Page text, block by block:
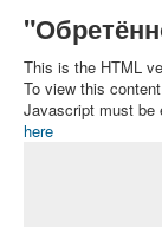
This is the HTML
To view this
Javascript must be
here